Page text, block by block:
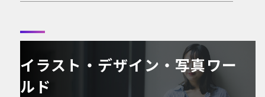
イラスト・デザイン・写真ワー
ルド